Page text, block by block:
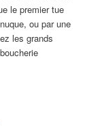
le premier tue
ou par une
les grands